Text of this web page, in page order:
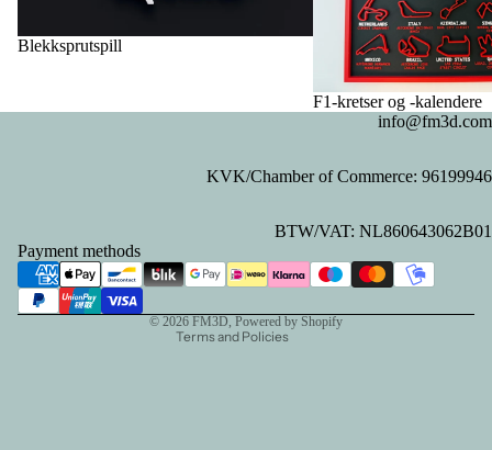
Blekksprutspill
F1-kretser og -kalendere
info@fm3d.com
KVK/Chamber of Commerce: 96199946
BTW/VAT: NL860643062B01
Payment methods
© 2026 FM3D , Powered by Shopify
Terms and Policies
Contact information
Terms of service